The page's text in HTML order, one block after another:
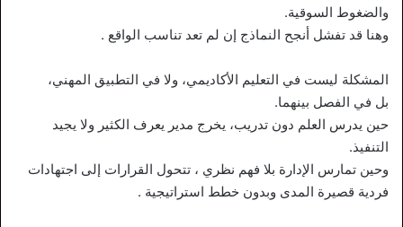
والضغوط السوقية.
وهنا قد تفشل أنجح النماذج إن لم تعد تناسب الواقع .
المشكلة ليست في التعليم الأكاديمي، ولا في التطبيق المهني،
بل في الفصل بينهما.
حين يدرس العلم دون تدريب، يخرج مدير يعرف الكثير ولا يجيد
التنفيذ.
وحين تمارس الإدارة بلا فهم نظري ، تتحول القرارات إلى اجتهادات
فردية قصيرة المدى وبدون خطط استراتيجية .